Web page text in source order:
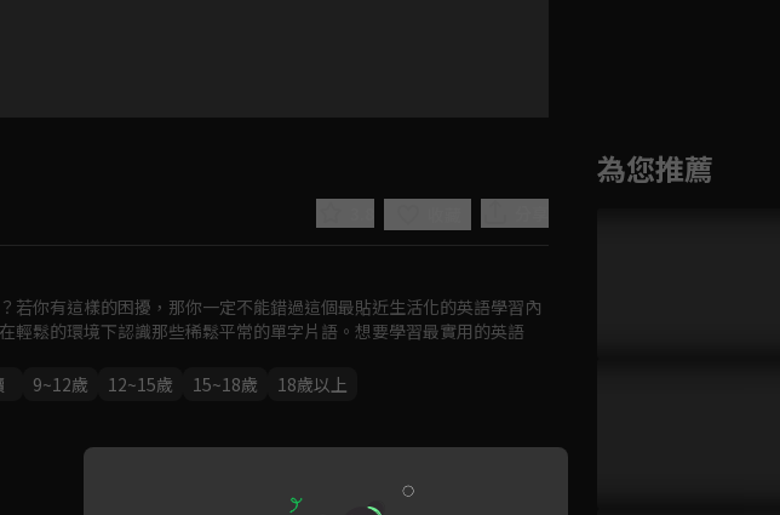
Play
若你有這樣的困擾，那你一定不能錯過這個最貼近生活化的英語學習內
輕鬆的環境下認識那些稀鬆平常的單字片語。想要學習最實用的英語
9~12歲 12~15歲 15~18歲 18歲以上
為您推薦